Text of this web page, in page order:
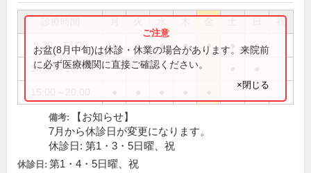
祝
9:30～13:00 ● ● ● ● ● ●
14:00～18:00
お盆(8月中旬)は休診・休業の場合があります。来院前
に必ず医療機関に直接ご確認ください。
×閉じる
備考:
【お知らせ】
7月から休診日が変更になります。
休診日: 第1・3・5日曜、祝
休診日: 第1・4・5日曜、祝